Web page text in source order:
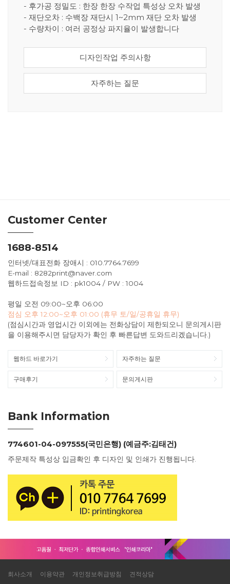
- 후가공 정밀도 : 한장 한장 수작업 특성상 오차 발생
- 재단오차 : 수백장 재단시 1~2mm 재단 오차 발생
- 수량차이 : 여러 공정상 파지율이 발생합니다
디자인작업 주의사항
자주하는 질문
Customer Center
1688-8514
인터넷/대표전화 장애시 : 010.7764.7699
E-mail : 8282print@naver.com
웹하드접속정보 ID : pk1004 / PW : 1004
평일 오전 09:00~오후 06:00
점심 오후 12:00~오후 01:00 (휴무 토/일/공휴일 휴무)
(점심시간과 영업시간 이외에는 전화상담이 제한되오니 문의게시판
을 이용해주시면 담당자가 확인 후 빠른답변 도와드리겠습니다.)
웹하드 바로가기 자주하는 질문
구매후기 문의게시판
Bank Information
774601-04-097555(국민은행) (예금주:김태건)
주문제작 특성상 입금확인 후 디자인 및 인쇄가 진행됩니다.
회사소개 이용약관 개인정보취급방침 견적상담